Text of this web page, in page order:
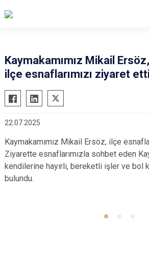
Araban
İslahiye
Nizip
Nurdağı
Oğuzeli
Şahinbey
Kaymakamımız Mikail Ersöz,
ilçe esnaflarımızı ziyaret
22.07.2025
Kaymakamımız Mikail Ersöz, ilçe
Ziyarette esnaflarımızla sohbet eden
kendilerine hayırlı, bereketli işler ve bol
bulundu.